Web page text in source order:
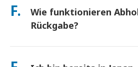
Geschwindigkeitsdrosselungen an. Sie
so viele Daten nutzen, wie Sie
Mobilfunknetz kann es zu
richtlinienbasierten Drosselung
F.
Wie funktionieren
Rückgabe?
Abholung an Hauptflughäfen oder